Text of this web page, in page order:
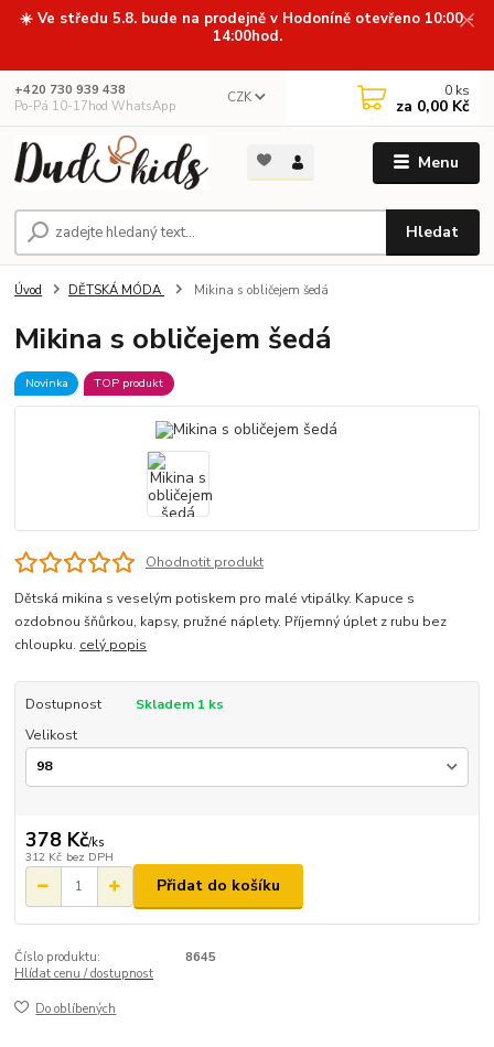
☀️ Ve středu 5.8. bude na prodejně v Hodoníně otevřeno 10:00 -
14:00hod.
Menu
CZK
Hledat
+420 730 939 438
Po-Pá 10-17hod WhatsApp
0 ks
za 0,00 Kč
Úvod DĚTSKÁ MÓDA Mikina s obličejem šedá
Mikina s obličejem šedá
Novinka TOP produkt
Ohodnotit produkt
Dětská mikina s veselým potiskem pro malé vtipálky. Kapuce s
ozdobnou šňůrkou, kapsy, pružné náplety. Příjemný úplet z rubu bez
chloupku. celý popis
Dostupnost
Skladem 1 ks
Velikost
378 Kč/ks
312 Kč bez DPH
Přidat do košíku
Číslo produktu:
8645
Hlídat cenu / dostupnost
Do oblíbených